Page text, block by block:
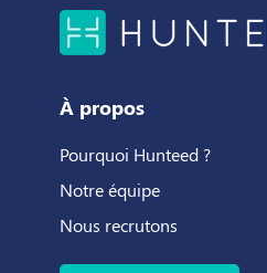
À propos
Pourquoi Hunteed ?
Notre équipe
Nous recrutons